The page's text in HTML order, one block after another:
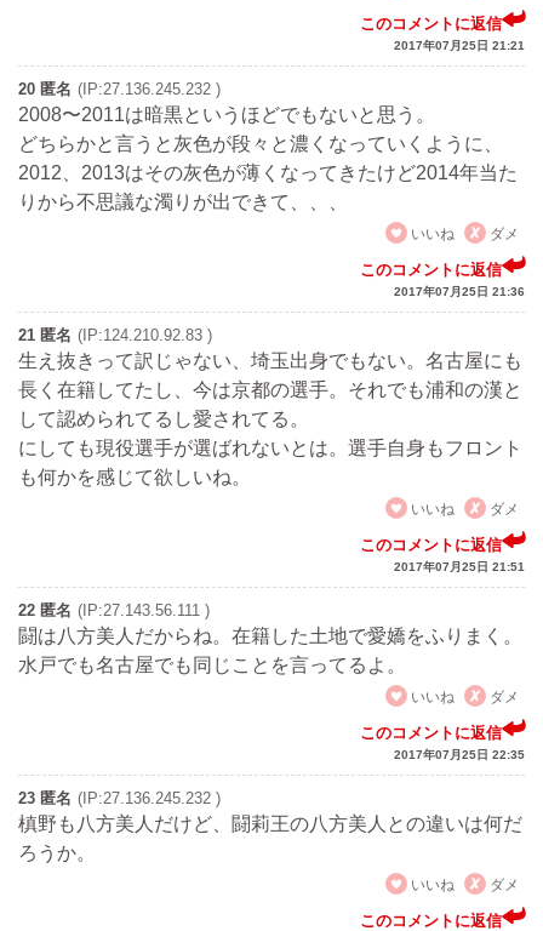
このコメントに返信
2017年07月25日 21:21
20 匿名 (IP:27.136.245.232 )
2008〜2011は暗黒というほどでもないと思う。
どちらかと言うと灰色が段々と濃くなっていくように、
2012、2013はその灰色が薄くなってきたけど2014年当た
りから不思議な濁りが出できて、、、
いいね
ダメ
このコメントに返信
2017年07月25日 21:36
21 匿名 (IP:124.210.92.83 )
生え抜きって訳じゃない、埼玉出身でもない。名古屋にも
長く在籍してたし、今は京都の選手。それでも浦和の漢と
して認められてるし愛されてる。
にしても現役選手が選ばれないとは。選手自身もフロント
も何かを感じて欲しいね。
いいね
ダメ
このコメントに返信
2017年07月25日 21:51
22 匿名 (IP:27.143.56.111 )
闘は八方美人だからね。在籍した土地で愛嬌をふりまく。
水戸でも名古屋でも同じことを言ってるよ。
いいね
ダメ
このコメントに返信
2017年07月25日 22:35
23 匿名 (IP:27.136.245.232 )
槙野も八方美人だけど、闘莉王の八方美人との違いは何だ
ろうか。
いいね
ダメ
このコメントに返信